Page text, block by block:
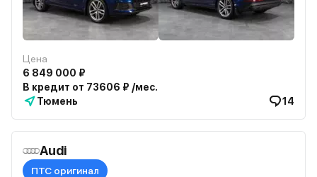
Цена
6 849 000 ₽
В кредит от 73606 ₽ /мес.
Тюмень
14
Audi
ПТС оригинал